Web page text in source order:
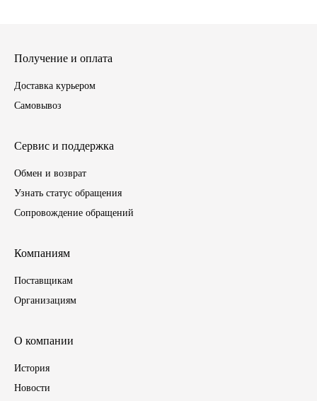
ЗИЛ
ВАЗ
КАМАЗ
ГАЗ
ПАЗ, КАВЗ
ММЗ
Получение и оплата
Доставка курьером
Самовывоз
Сервис и поддержка
Обмен и возврат
Узнать статус обращения
Сопровождение обращений
Компаниям
Поставщикам
Организациям
О компании
История
Новости